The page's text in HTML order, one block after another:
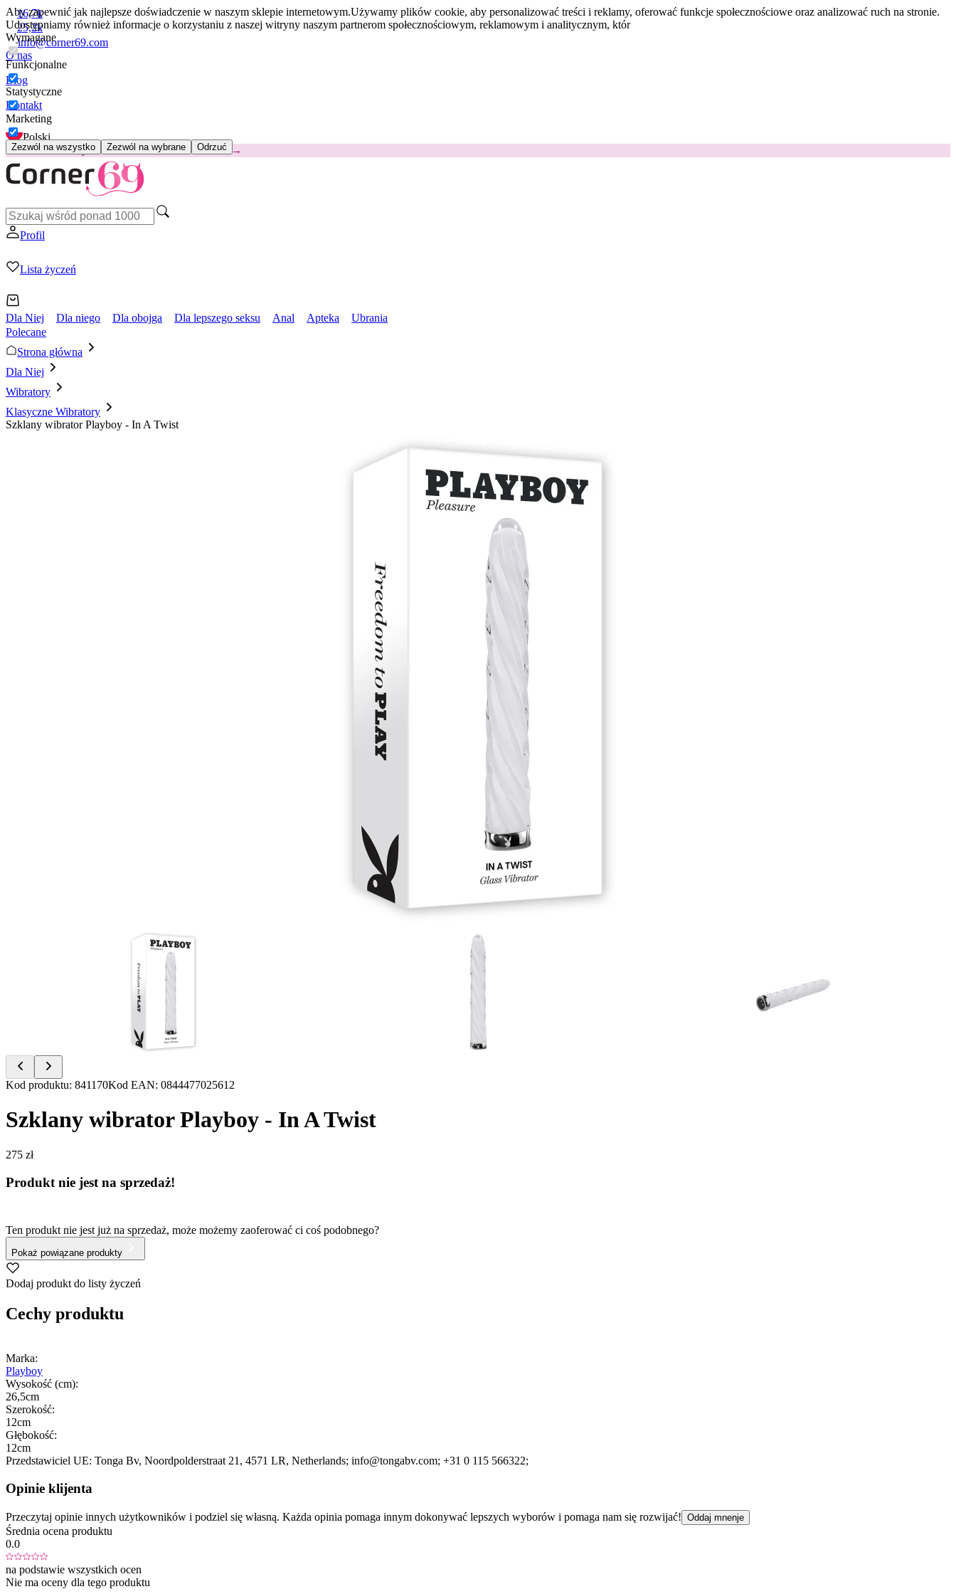
Aby zapewnić jak najlepsze doświadczenie w naszym sklepie internetowym.Używamy plików cookie, aby personalizować treści i reklamy, oferować funkcje społecznościowe oraz analizować ruch na stronie.
Udostępniamy również informacje o korzystaniu z naszej witryny naszym partnerom społecznościowym, reklamowym i analitycznym, któr
Wymagane
Funkcjonalne
Statystyczne
Marketing
Zezwól na wszystko Zezwól na wybrane Odrzuć
16,7k
25,2k
info@corner69.com
O nas
Blog
Kontakt
Polski
😽Svakom Klitty: 65 zł TANIEJKod: KLITTY →
Profil
Lista życzeń
Dla Niej Dla niego Dla obojga Dla lepszego seksu Anal Apteka
Ubrania
Polecane
Strona główna
Dla Niej
Wibratory
Klasyczne Wibratory
Szklany wibrator Playboy - In A Twist
Item
of
5
Kod produktu: 841170Kod EAN: 0844477025612
Szklany wibrator Playboy - In A Twist
275 zł
Produkt nie jest na sprzedaż!
Ten produkt nie jest już na sprzedaż, może możemy zaoferować ci coś podobnego?
Pokaż powiązane produkty
Dodaj produkt do listy życzeń
Cechy produktu
Marka:
Playboy
Wysokość (cm):
26,5cm
Szerokość:
12cm
Głębokość:
12cm
Przedstawiciel UE: Tonga Bv, Noordpolderstraat 21 , 4571 LR, Netherlands; info@tongabv.com; +31 0 115 566322;
Opinie klijenta
Przeczytaj opinie innych użytkowników i podziel się własną. Każda opinia pomaga innym dokonywać lepszych wyborów i pomaga nam się rozwijać! Oddaj mnenje
Średnia ocena produktu
0.0
na podstawie wszystkich ocen
Nie ma oceny dla tego produktu